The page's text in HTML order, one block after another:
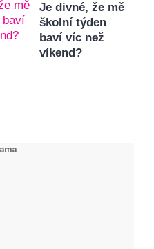
Je divné, že mě
školní týden
baví víc než
víkend?